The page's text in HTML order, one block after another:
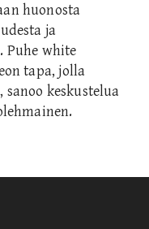
huonosta
ja
Puhe white
tapa, jolla
keskustelua